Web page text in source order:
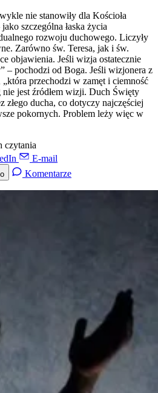
nie stanowiły dla Kościoła
szczególna łaska życia
rozwoju duchowego. Liczyły
Zarówno św. Teresa, jak i św.
objawienia. Jeśli wizja ostatecznie
– pochodzi od Boga. Jeśli wizjonera z
przechodzi w zamęt i ciemność
jest źródłem wizji. Duch Święty
złego ducha, co dotyczy najczęściej
pokornych. Problem leży więc w
czytania
E-mail
Komentarze